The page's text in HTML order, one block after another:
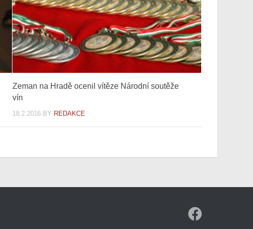
Zeman na Hradě ocenil vítěze Národní soutěže
vín
18.2.2016 BY REDAKCE